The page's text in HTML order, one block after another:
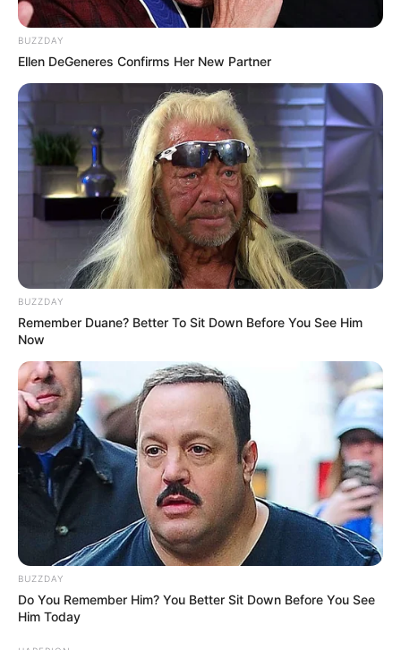
BUZZDAY
Ellen DeGeneres Confirms Her New Partner
BUZZDAY
Remember Duane? Better To Sit Down Before You See Him
Now
BUZZDAY
Do You Remember Him? You Better Sit Down Before You See
Him Today